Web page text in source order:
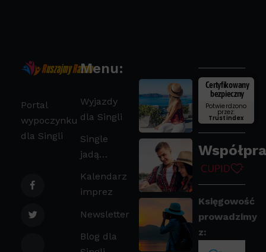
Portal
wypoczynku
dla Singli
Menu:
Wyjazdy
dla Singli
Single
jadą…
Kalendarz
imprez
Newsletter
Blog dla
Certyfikowany
bezpieczny
Potwierdzono
przez:
Trustindex
Księgowość
prowadzimy
z: